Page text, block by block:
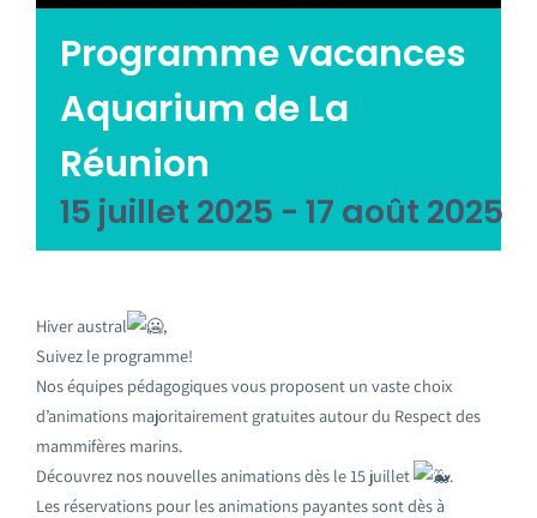
Programme vacances
Aquarium de La
Réunion
15 juillet 2025 - 17 août 2025
Hiver austral
,
Suivez le programme!
Nos équipes pédagogiques vous proposent un vaste choix
d’animations majoritairement gratuites autour du Respect des
mammifères marins.
Découvrez nos nouvelles animations dès le 15 juillet
.
Les réservations pour les animations payantes sont dès à